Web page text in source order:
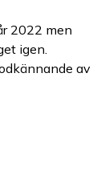
2022 men
igen.
av